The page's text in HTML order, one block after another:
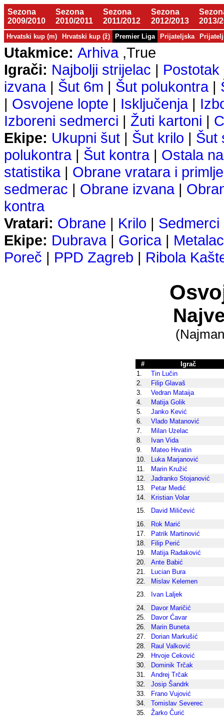
Sezona
2009/2010
Sezona
2010/2011
Sezona
2011/2012
Sezona
2012/2013
2013/
Hrvatski kup (m) Hrvatski kup (ž) Premier Liga Prijateljska
Utakmice: Arhiva,True
Igrači: Najbolji strijelac | Postotak
izvana| Šut 6m | Šut polukontra|
| Osvojene lopte | Isključenja|
Izboreni sedmerci | Žuti kartoni |
Ekipe: Ukupni šut | Šut krilo | Šut
polukontra| Šut kontra| Ostala
statistika| Obrane vratara i
sedmerac | Obrane izvana|
kontra
Vratari: Obrane | Krilo | Sedmerci
Ekipe: Dubrava| Gorica| Metalac
Poreč | PPD Zagreb | Ribola
#
Igrač
1.
Tin Lučin
2.
Filip Glavaš
3.
Vedran Mataija
4.
Matija Golik
5.
Janko Kević
6.
Vlado Matanović
7.
Milan Uzelac
8.
Ivan Vida
9.
Mateo Hrvatin
10.
Luka Marjanović
11.
Marin Kružić
12.
Jadranko Stojanović
13.
Petar Medić
14.
Kristian Volar
15.
David Miličević
16.
Rok Marić
17.
Patrik Martinović
18.
Filip Perić
19.
Matija Rađaković
20.
Ante Babić
21.
Lucian Bura
22.
Mislav Kelemen
23.
Ivan Laljek
24.
Davor Maričić
25.
Davor Ćavar
26.
Marin Buneta
27.
Dorian Markušić
28.
Raul Valković
29.
Hrvoje Ceković
30.
Dominik Trčak
31.
Andrej Trčak
32.
Josip Šandrk
33.
Frano Vujović
34.
Tomislav Severec
35.
Žarko Čurić